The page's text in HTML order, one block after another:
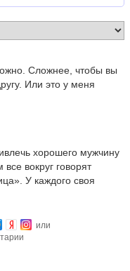
Сложнее, чтобы вы
Или это у меня
хорошего мужчину
вокруг говорят
У каждого своя
или